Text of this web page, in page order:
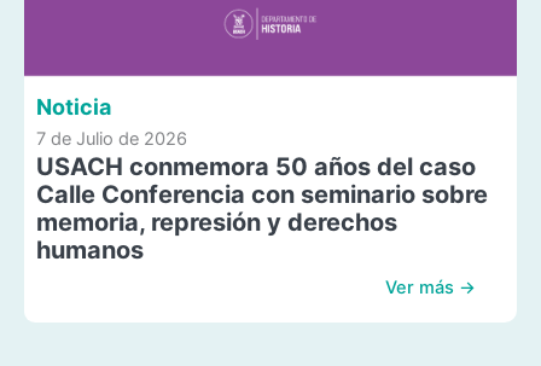
Noticia
7 de Julio de 2026
USACH conmemora 50 años del caso
Calle Conferencia con seminario sobre
memoria, represión y derechos
humanos
Ver más →